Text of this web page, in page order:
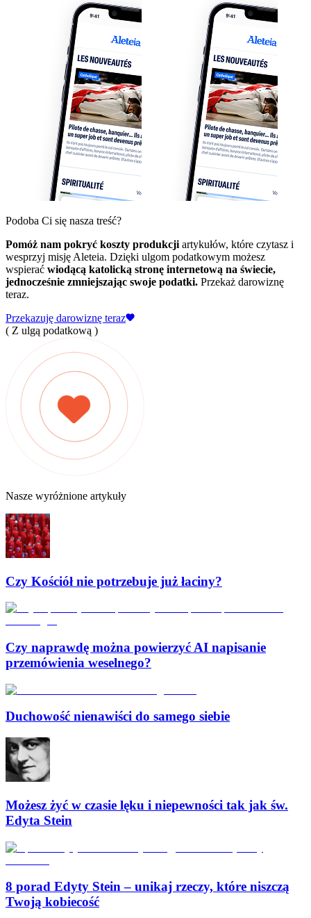
Podoba Ci się nasza treść?
Pomóż nam pokryć koszty produkcji artykułów, które czytasz i
wesprzyj misję Aleteia. Dzięki ulgom podatkowym możesz
wspierać wiodącą katolicką stronę internetową na świecie,
jednocześnie zmniejszając swoje podatki. Przekaż darowiznę
teraz.
Przekazuję darowiznę teraz
( Z ulgą podatkową )
Nasze wyróżnione artykuły
Czy Kościół nie potrzebuje już łaciny?
Czy naprawdę można powierzyć AI napisanie
przemówienia weselnego?
Duchowość nienawiści do samego siebie
Możesz żyć w czasie lęku i niepewności tak jak św.
Edyta Stein
8 porad Edyty Stein – unikaj rzeczy, które niszczą
Twoją kobiecość